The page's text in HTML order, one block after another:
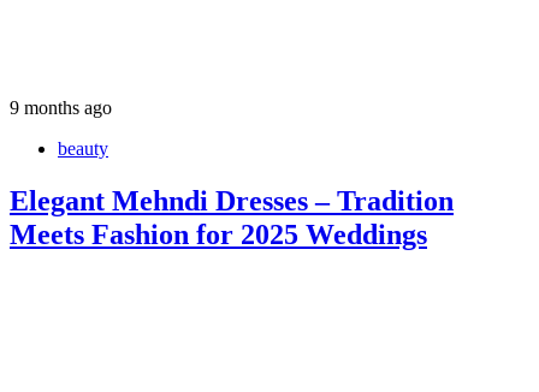
9 months ago
beauty
Elegant Mehndi Dresses – Tradition
Meets Fashion for 2025 Weddings